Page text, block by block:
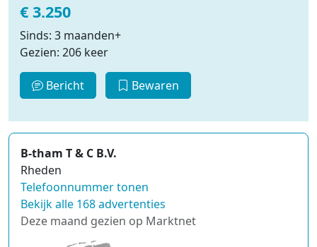
€ 3.250
Sinds: 3 maanden+
Gezien: 206 keer
Bericht Bewaren
B-tham T & C B.V.
Rheden
Telefoonnummer tonen
Bekijk alle 168 advertenties
Deze maand gezien op Marktnet